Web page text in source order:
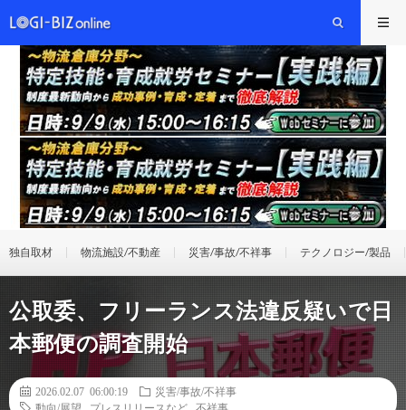
独自取材 物流施設/不動産 災害/事故/不祥事 テクノロジー/製品
公取委、フリーランス法違反疑いで日
本郵便の調査開始
2026.02.07 06:00:19
災害/事故/不祥事
動向/展望
プレスリリースなど 不祥事